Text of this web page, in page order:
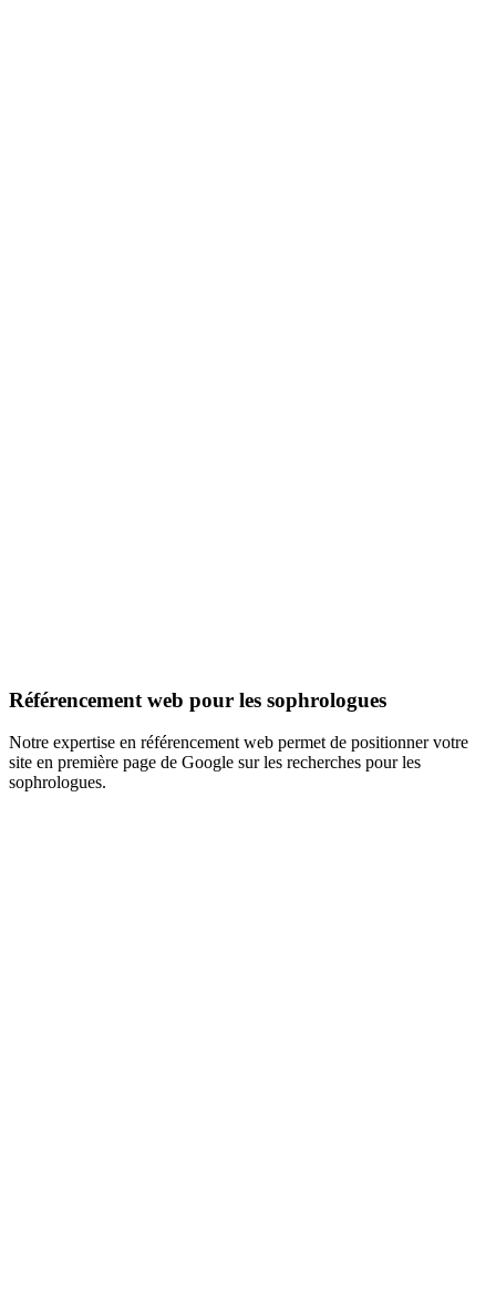
Référencement web pour les sophrologues
Notre expertise en référencement web permet de positionner votre
site en première page de Google sur les recherches pour les
sophrologues.